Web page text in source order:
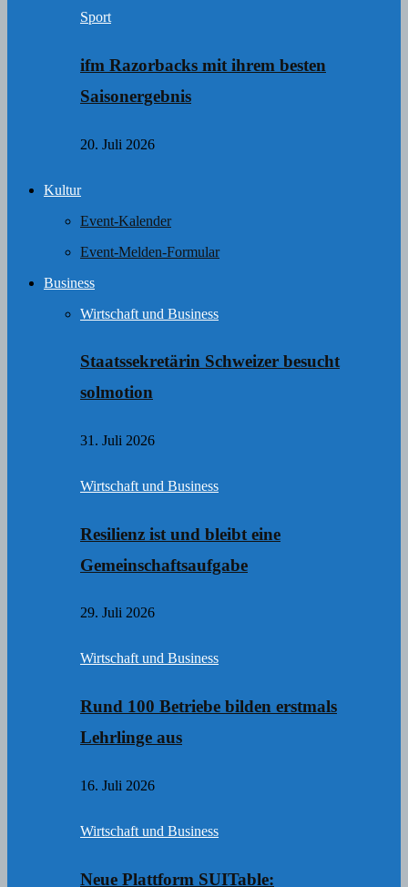
Sport
ifm Razorbacks mit ihrem besten
Saisonergebnis
20. Juli 2026
Kultur
Event-Kalender
Event-Melden-Formular
Business
Wirtschaft und Business
Staatssekretärin Schweizer besucht
solmotion
31. Juli 2026
Wirtschaft und Business
Resilienz ist und bleibt eine
Gemeinschaftsaufgabe
29. Juli 2026
Wirtschaft und Business
Rund 100 Betriebe bilden erstmals
Lehrlinge aus
16. Juli 2026
Wirtschaft und Business
Neue Plattform SUITable: